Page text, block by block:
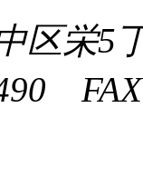
区栄5